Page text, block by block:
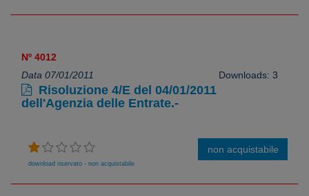
Nº 4012
Data 07/01/2011
Downloads: 3
Risoluzione 4/E del 04/01/2011
dell'Agenzia delle Entrate.-
download riservato - non acquistabile
non acquistabile